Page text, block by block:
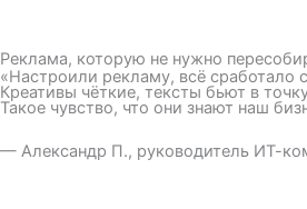
Реклама, которую не нужно
«Настроили рекламу, всё сработало
Креативы чёткие, тексты бьют в
Такое чувство, что они знают наш
— Александр П., руководитель ИТ-